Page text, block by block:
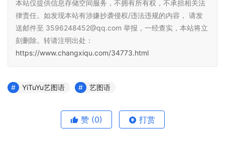
本站仅提供信息存储空间服务，不拥有所有权，不承担相关法
律责任。如发现本站有涉嫌抄袭侵权/违法违规的内容， 请发
送邮件至 3596248452@qq.com 举报，一经查实，本站将立
刻删除。转请注明出处：
https://www.changxiqu.com/34773.html
YiTuYu艺图语 艺图语
赞 (0) 打赏